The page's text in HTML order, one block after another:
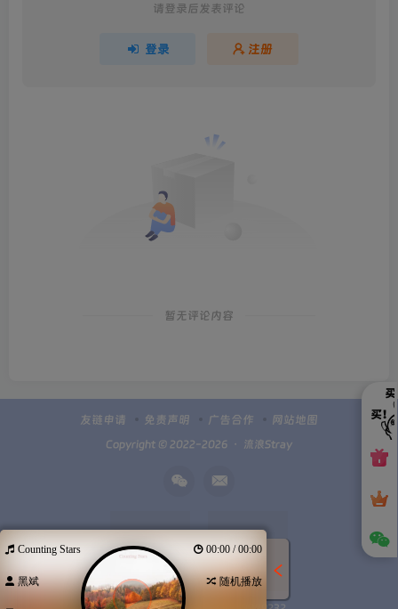
请登录后发表评论
登录 注册
暂无评论内容
友链申请 免责声明 广告合作 网站地图
Copyright © 2022-2026 ・ 流浪Stray
Counting Stars 00:00 / 00:00
黑斌 随机播放